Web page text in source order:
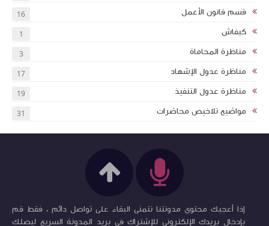
قسم قانون الأعمل 16
كيفاش 1
مناظرة المحاماة 3
مناظرة عدول الإشهاد 17
مناظرة عدول التنفيذ 19
مواضيع تلاخيص محاضرات 31
إذا أعجبك محتوى مدونتنا نتمنى البقاء على تواصل دائم ، فقط قم
بإدخال بريدك الإلكتروني للإشتراك في بريد المدونة السريع ليصلك